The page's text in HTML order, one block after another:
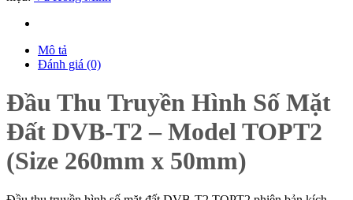
Mô tả
Đánh giá (0)
Đầu Thu Truyền Hình Số Mặt
Đất DVB-T2 – Model TOPT2
(Size 260mm x 50mm)